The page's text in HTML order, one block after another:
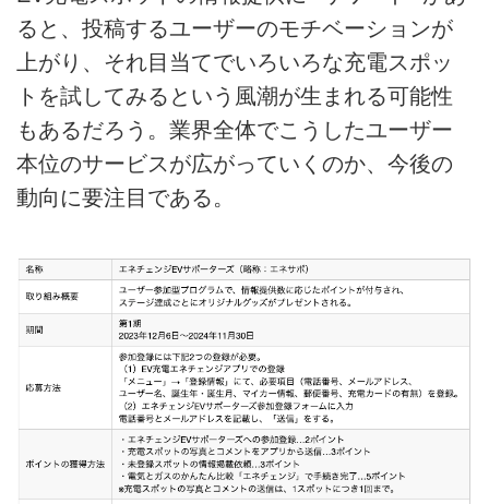
ると、投稿するユーザーのモチベーションが
上がり、それ目当てでいろいろな充電スポッ
トを試してみるという風潮が生まれる可能性
もあるだろう。業界全体でこうしたユーザー
本位のサービスが広がっていくのか、今後の
動向に要注目である。